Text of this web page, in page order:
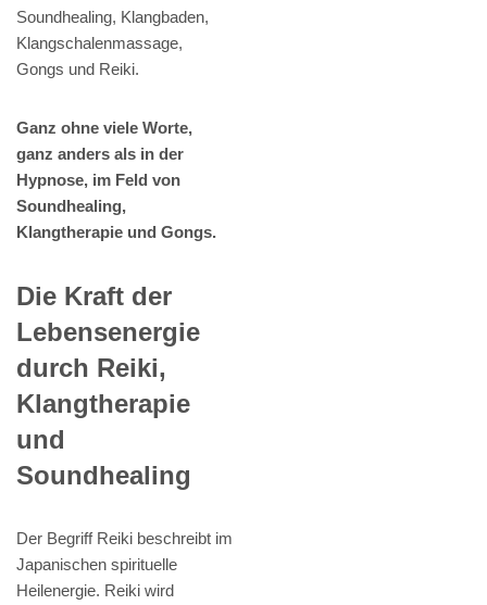
Soundhealing, Klangbaden,
Klangschalenmassage,
Gongs und Reiki.
Ganz ohne viele Worte,
ganz anders als in der
Hypnose, im Feld von
Soundhealing,
Klangtherapie und Gongs.
Die Kraft der
Lebensenergie
durch Reiki,
Klangtherapie
und
Soundhealing
Der Begriff Reiki beschreibt im
Japanischen spirituelle
Heilenergie. Reiki wird